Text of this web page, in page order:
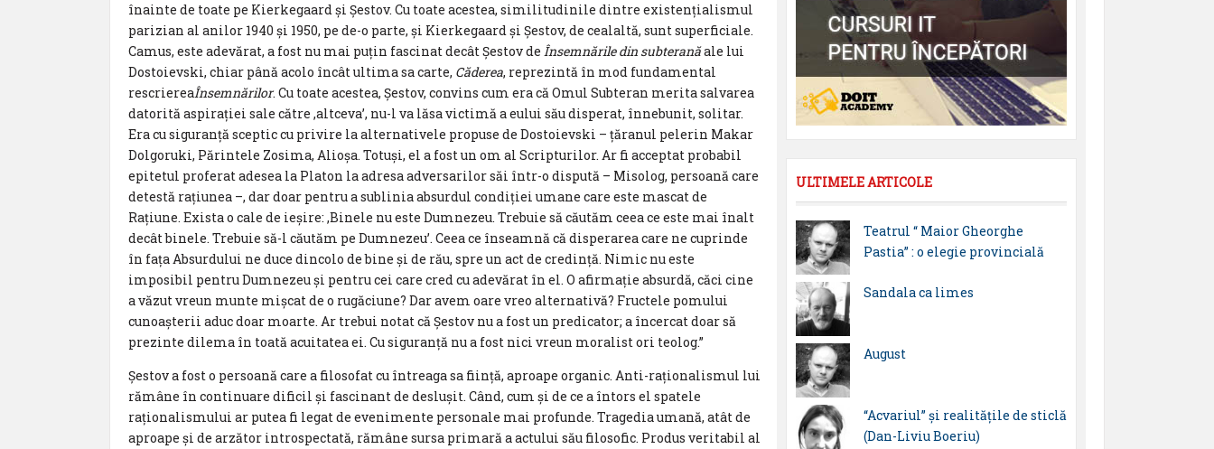
înainte de toate pe Kierkegaard și Şestov. Cu toate acestea, similitudinile dintre existențialismul
parizian al anilor 1940 și 1950, pe de-o parte, și Kierkegaard și Şestov, de cealaltă, sunt superficiale.
Camus, este adevărat, a fost nu mai puțin fascinat decât Şestov de Însemnările din subteranăale lui
Dostoievski, chiar până acolo încât ultima sa carte, Căderea, reprezintă în mod fundamental
rescriereaÎnsemnărilor. Cu toate acestea, Şestov, convins cum era că Omul Subteran merita salvarea
datorită aspirației sale către ‚altceva’, nu-l va lăsa victimă a eului său disperat, înnebunit, solitar.
Era cu siguranță sceptic cu privire la alternativele propuse de Dostoievski – țăranul pelerin Makar
Dolgoruki, Părintele Zosima, Alioșa. Totuși, el a fost un om al Scripturilor. Ar fi acceptat probabil
epitetul proferat adesea la Platon la adresa adversarilor săi într-o dispută – Misolog, persoană care
detestă rațiunea –, dar doar pentru a sublinia absurdul condiției umane care este mascat de
Rațiune. Exista o cale de ieșire: ‚Binele nu este Dumnezeu. Trebuie să căutăm ceea ce este mai înalt
decât binele. Trebuie să-l căutăm pe Dumnezeu’. Ceea ce înseamnă că disperarea care ne cuprinde
în fața Absurdului ne duce dincolo de bine și de rău, spre un act de credință. Nimic nu este
imposibil pentru Dumnezeu și pentru cei care cred cu adevărat în el. O afirmație absurdă, căci cine
a văzut vreun munte mișcat de o rugăciune? Dar avem oare vreo alternativă? Fructele pomului
cunoașterii aduc doar moarte. Ar trebui notat că Şestov nu a fost un predicator; a încercat doar să
prezinte dilema în toată acuitatea ei. Cu siguranță nu a fost nici vreun moralist ori teolog.”
Şestov a fost o persoană care a filosofat cu întreaga sa ființă, aproape organic. Anti-raționalismul lui
rămâne în continuare dificil și fascinant de deslușit. Când, cum și de ce a întors el spatele
raționalismului ar putea fi legat de evenimente personale mai profunde. Tragedia umană, atât de
aproape și de arzător introspectată, rămâne sursa primară a actului său filosofic. Produs veritabil al
ULTIMELE ARTICOLE
Teatrul “ Maior Gheorghe
Pastia” : o elegie provincială
Sandala ca limes
August
“Acvariul” și realitățile de sticlă
(Dan-Liviu Boeriu)